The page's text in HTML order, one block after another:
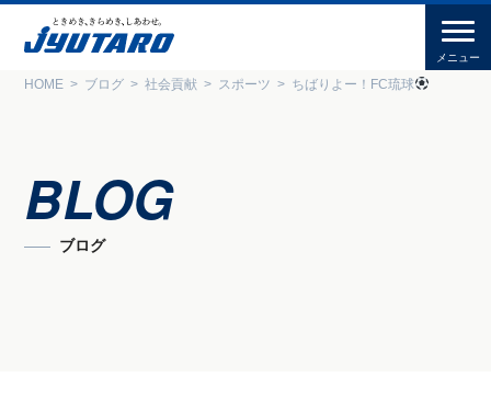
HOME ブログ 社会貢献 スポーツ ちばりよー！FC琉球
BLOG
ブログ